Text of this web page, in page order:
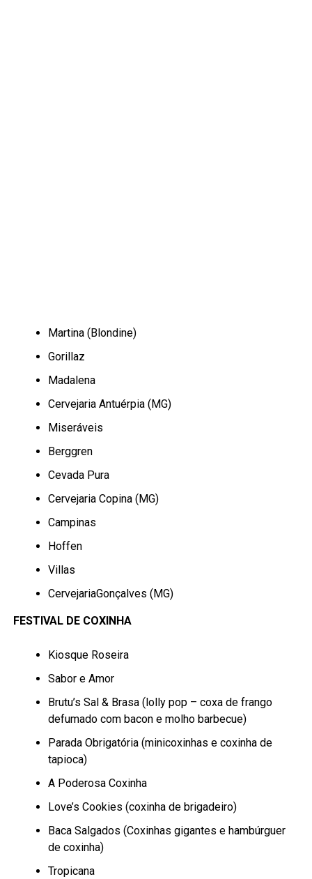
Martina (Blondine)
Gorillaz
Madalena
Cervejaria Antuérpia (MG)
Miseráveis
Berggren
Cevada Pura
Cervejaria Copina (MG)
Campinas
Hoffen
Villas
CervejariaGonçalves (MG)
FESTIVAL DE COXINHA
Kiosque Roseira
Sabor e Amor
Brutu’s Sal & Brasa (lolly pop – coxa de frango
defumado com bacon e molho barbecue)
Parada Obrigatória (minicoxinhas e coxinha de
tapioca)
A Poderosa Coxinha
Love’s Cookies (coxinha de brigadeiro)
Baca Salgados (Coxinhas gigantes e hambúrguer
de coxinha)
Tropicana